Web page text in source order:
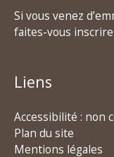
Si vous venez
faites-vous
Liens
Accessibilité : non
Plan du site
Mentions légales